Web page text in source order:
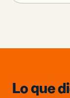
Lo que